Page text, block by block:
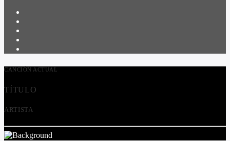
CANCIÓN ACTUAL
TÍTULO
ARTISTA